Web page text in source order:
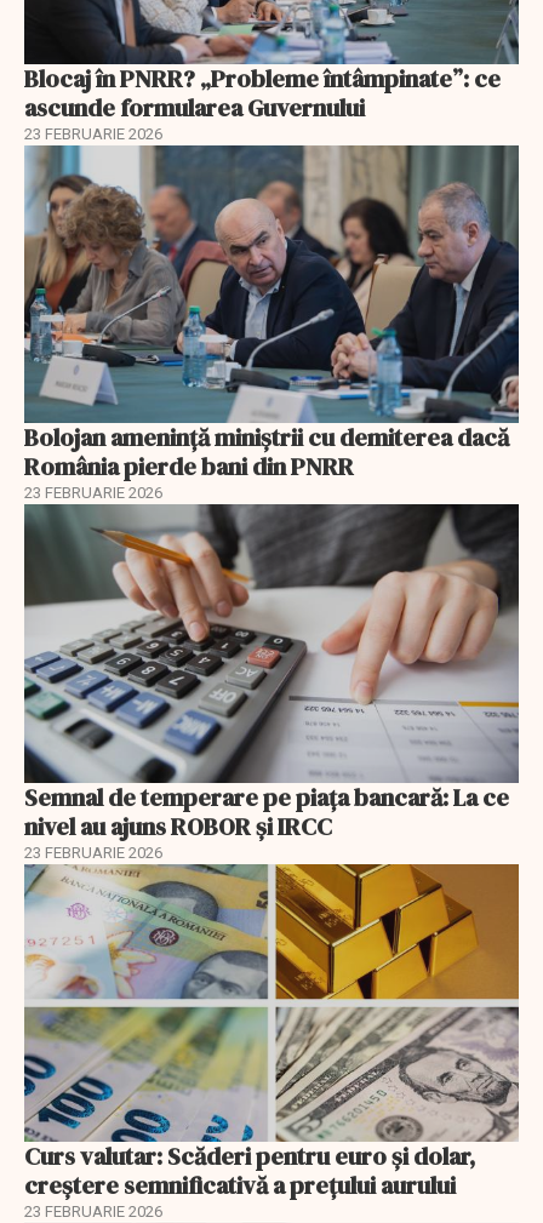
Blocaj în PNRR? „Probleme întâmpinate”: ce
ascunde formularea Guvernului
23 FEBRUARIE 2026
Bolojan amenință miniștrii cu demiterea dacă
România pierde bani din PNRR
23 FEBRUARIE 2026
Semnal de temperare pe piața bancară: La ce
nivel au ajuns ROBOR şi IRCC
23 FEBRUARIE 2026
Curs valutar: Scăderi pentru euro și dolar,
creștere semnificativă a prețului aurului
23 FEBRUARIE 2026